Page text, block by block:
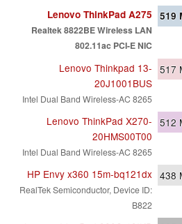
Lenovo ThinkPad A275
Realtek 8822BE Wireless LAN
802.11ac PCI-E NIC
519
Lenovo Thinkpad 13-
20J1001BUS
Intel Dual Band Wireless-AC 8265
517
Lenovo ThinkPad X270-
20HMS00T00
Intel Dual Band Wireless-AC 8265
512
HP Envy x360 15m-bq121dx
RealTek Semiconductor, Device ID:
B822
438